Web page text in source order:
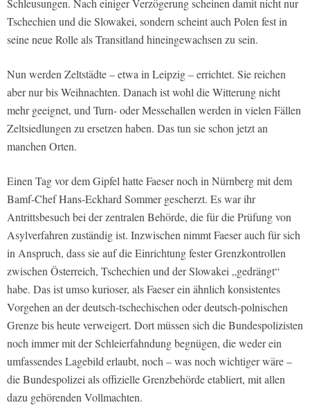
Tschechien und die Slowakei, sondern scheint auch Polen fest in
seine neue Rolle als Transitland hineingewachsen zu sein.
Nun werden Zeltstädte – etwa in Leipzig – errichtet. Sie reichen
aber nur bis Weihnachten. Danach ist wohl die Witterung nicht
mehr geeignet, und Turn- oder Messehallen werden in vielen Fällen
Zeltsiedlungen zu ersetzen haben. Das tun sie schon jetzt an
manchen Orten.
Einen Tag vor dem Gipfel hatte Faeser noch in Nürnberg mit dem
Bamf-Chef Hans-Eckhard Sommer gescherzt. Es war ihr
Antrittsbesuch bei der zentralen Behörde, die für die Prüfung von
Asylverfahren zuständig ist. Inzwischen nimmt Faeser auch für sich
in Anspruch, dass sie auf die Einrichtung fester Grenzkontrollen
zwischen Österreich, Tschechien und der Slowakei „gedrängt“
habe. Das ist umso kurioser, als Faeser ein ähnlich konsistentes
Vorgehen an der deutsch-tschechischen oder deutsch-polnischen
Grenze bis heute verweigert. Dort müssen sich die Bundespolizisten
noch immer mit der Schleierfahndung begnügen, die weder ein
umfassendes Lagebild erlaubt, noch – was noch wichtiger wäre –
die Bundespolizei als offizielle Grenzbehörde etabliert, mit allen
dazu gehörenden Vollmachten.